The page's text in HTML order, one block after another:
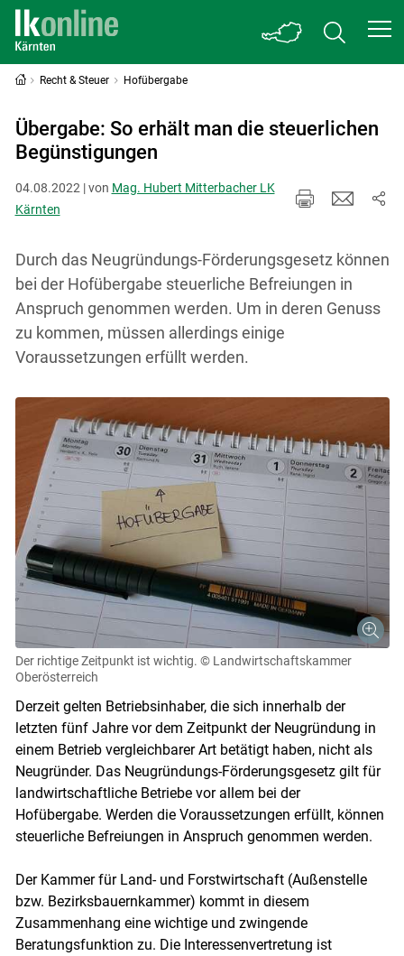
Recht & Steuer Hofübergabe
Übergabe: So erhält man die steuerlichen
Begünstigungen
04.08.2022 | von Mag. Hubert Mitterbacher LK
Kärnten
Durch das Neugründungs-Förderungsgesetz können
bei der Hofübergabe steuerliche Befreiungen in
Anspruch genommen werden. Um in deren Genuss
zu kommen, müssen allerdings einige
Voraussetzungen erfüllt werden.
Der richtige Zeitpunkt ist wichtig. © Landwirtschaftskammer
Oberösterreich
Derzeit gelten Betriebsinhaber, die sich innerhalb der
letzten fünf Jahre vor dem Zeitpunkt der Neugründung in
einem Betrieb vergleichbarer Art betätigt haben, nicht als
Neugründer. Das Neugründungs-Förderungsgesetz gilt für
landwirtschaftliche Betriebe vor allem bei der
Hofübergabe. Werden die Voraussetzungen erfüllt, können
steuerliche Befreiungen in Anspruch genommen werden.
Der Kammer für Land- und Forstwirtschaft (Außenstelle
bzw. Bezirksbauernkammer) kommt in diesem
Zusammenhang eine wichtige und zwingende
Beratungsfunktion zu. Die Interessenvertretung ist